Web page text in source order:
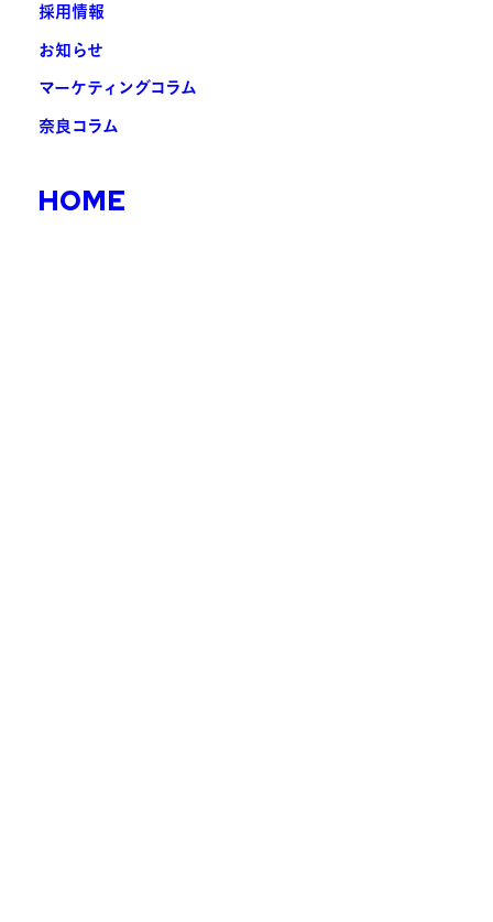
採用情報
お知らせ
マーケティングコラム
奈良コラム
HOME